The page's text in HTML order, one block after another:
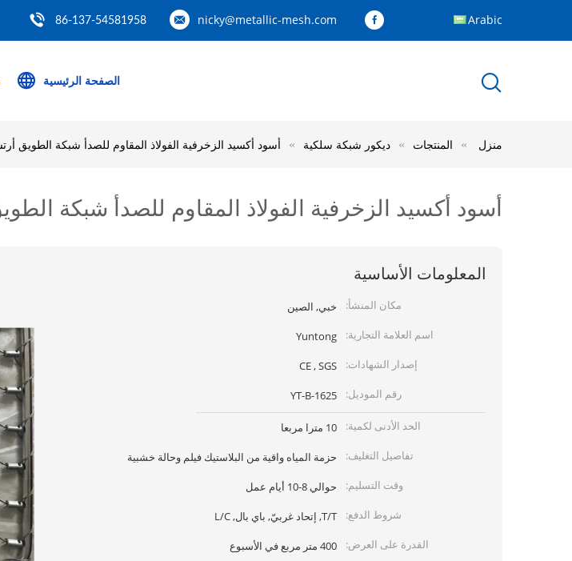
nicky@metallic-mesh.com
86-137-54581958 Arabic
الصفحة الرئيسية
منزل المنتجات ديكور شبكة سلكية أسود أكسيد الزخرفية الفولاذ المقاوم للصدأ شبكة الطويق
أسود أكسيد الزخرفية الفولاذ المقاوم للصدأ شبكة
المعلومات الأساسية
مكان المنشأ:
خبي, الصين
اسم العلامة التجارية:
Yuntong
إصدار الشهادات:
CE , SGS
رقم الموديل:
YT-B-1625
الحد الأدنى لكمية:
10 مترا مربعا
تفاصيل التغليف:
حزمة المياه واقية من البلاستيك فيلم وحالة خشبية
وقت التسليم:
حوالي 8-10 أيام عمل
شروط الدفع:
T/T, إتحاد غربيّ, باي بال, L/C
القدرة على العرض:
400 متر مربع في الأسبوع